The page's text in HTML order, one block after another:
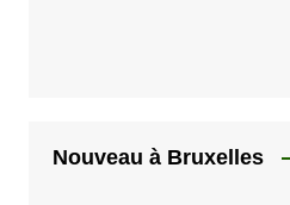
Nouveau à Bruxelles